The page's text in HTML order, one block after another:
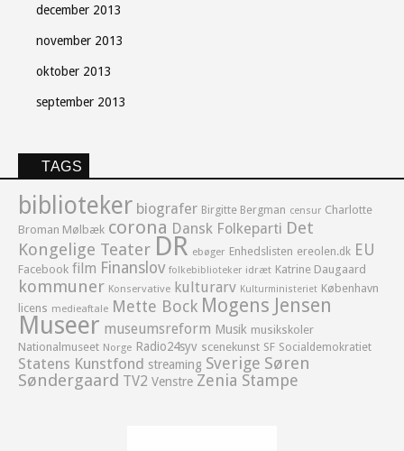
december 2013
november 2013
oktober 2013
september 2013
TAGS
biblioteker biografer Birgitte Bergman censur Charlotte
Broman Mølbæk corona Dansk Folkeparti Det
Kongelige Teater DR ebøger Enhedslisten ereolen.dk EU
Facebook film Finanslov folkebiblioteker idræt Katrine Daugaard
kommuner Konservative kulturarv Kulturministeriet København
licens medieaftale Mette Bock Mogens Jensen
Museer museumsreform Musik musikskoler
Nationalmuseet Norge Radio24syv scenekunst SF Socialdemokratiet
Statens Kunstfond streaming Sverige Søren
Søndergaard TV2 Venstre Zenia Stampe